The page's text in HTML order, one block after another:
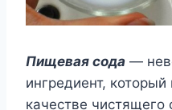
Пищевая сода —
ингредиент,
качестве чистящего